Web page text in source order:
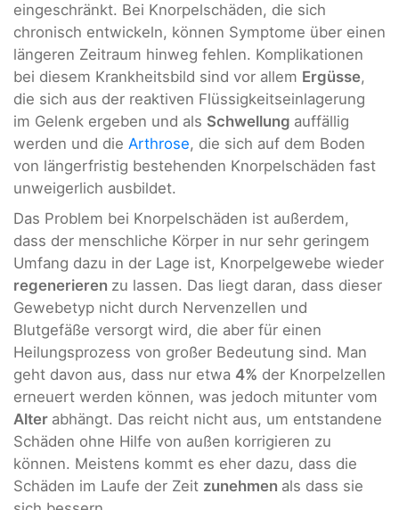
eingeschränkt. Bei Knorpelschäden, die sich
chronisch entwickeln, können Symptome über einen
längeren Zeitraum hinweg fehlen. Komplikationen
bei diesem Krankheitsbild sind vor allem Ergüsse,
die sich aus der reaktiven Flüssigkeitseinlagerung
im Gelenk ergeben und als Schwellung auffällig
werden und die Arthrose, die sich auf dem Boden
von längerfristig bestehenden Knorpelschäden fast
unweigerlich ausbildet.
Das Problem bei Knorpelschäden ist außerdem,
dass der menschliche Körper in nur sehr geringem
Umfang dazu in der Lage ist, Knorpelgewebe wieder
regenerieren zu lassen. Das liegt daran, dass dieser
Gewebetyp nicht durch Nervenzellen und
Blutgefäße versorgt wird, die aber für einen
Heilungsprozess von großer Bedeutung sind. Man
geht davon aus, dass nur etwa 4% der Knorpelzellen
erneuert werden können, was jedoch mitunter vom
Alter abhängt. Das reicht nicht aus, um entstandene
Schäden ohne Hilfe von außen korrigieren zu
können. Meistens kommt es eher dazu, dass die
Schäden im Laufe der Zeit zunehmen als dass sie